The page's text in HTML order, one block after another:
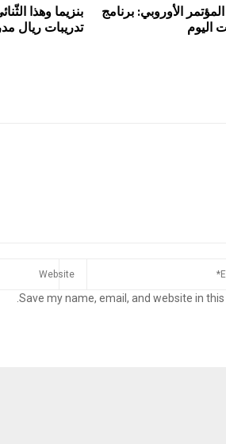
الأوروبي: برنامج
اليوم
بنزيما وهذا
تدريبات ريال
Save my name, email, and website in